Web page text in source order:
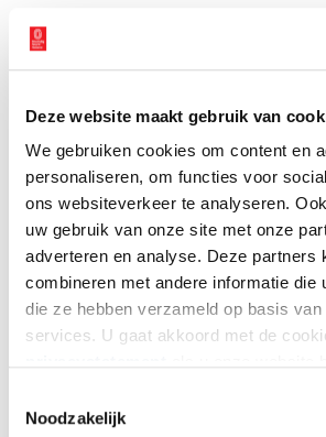
Deze website maakt gebruik van
We gebruiken cookies om content en
personaliseren, om functies voor
ons websiteverkeer te analyseren.
uw gebruik van onze site met onze
adverteren en analyse. Deze partners
combineren met andere informatie die
die ze hebben verzameld op basis
services. U gaat akkoord met de
Noodzakelijk
Heiligen van de
Landen I: van
WAAR BEN JIJ NU?
Verhalen op
de kaart
Op de verhalenkaart kan je precies zien
jouw eigen provincie!